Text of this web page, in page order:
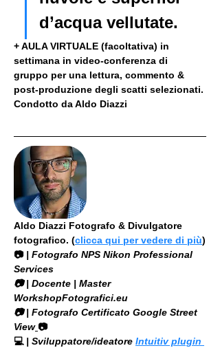
d’acqua vellutate.
+ AULA VIRTUALE (facoltativa) in
settimana in video-conferenza di
gruppo per una lettura, commento &
post-produzione degli scatti selezionati.
Condotto da Aldo Diazzi
Aldo Diazzi Fotografo & Divulgatore
fotografico. (clicca qui per vedere di più)
📷 | Fotografo NPS Nikon Professional
Services
​📷 | Docente | Master
WorkshopFotografici.eu
📷 | Fotografo Certificato Google Street
View 📷
💻 | Sviluppatore/ideatore Intuitiv plugin